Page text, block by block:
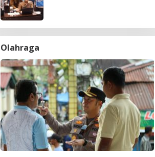
Olahraga